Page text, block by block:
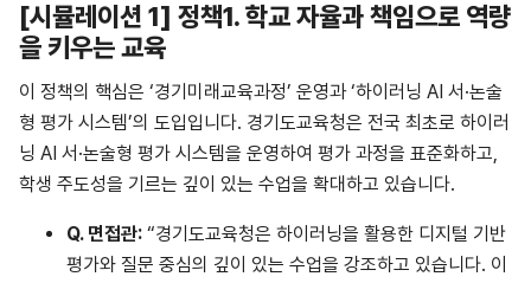
[시뮬레이션 1] 정책1. 학교 자율과 책임으로 역량
을 키우는 교육
이 정책의 핵심은 ‘경기미래교육과정’ 운영과 ‘하이러닝 AI 서·논술
형 평가 시스템’의 도입입니다. 경기도교육청은 전국 최초로 하이러
닝 AI 서·논술형 평가 시스템을 운영하여 평가 과정을 표준화하고,
학생 주도성을 기르는 깊이 있는 수업을 확대하고 있습니다.
Q. 면접관: “경기도교육청은 하이러닝을 활용한 디지털 기반
평가와 질문 중심의 깊이 있는 수업을 강조하고 있습니다. 이